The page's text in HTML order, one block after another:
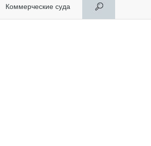
Коммерческие суда